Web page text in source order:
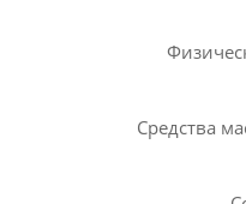
Средства